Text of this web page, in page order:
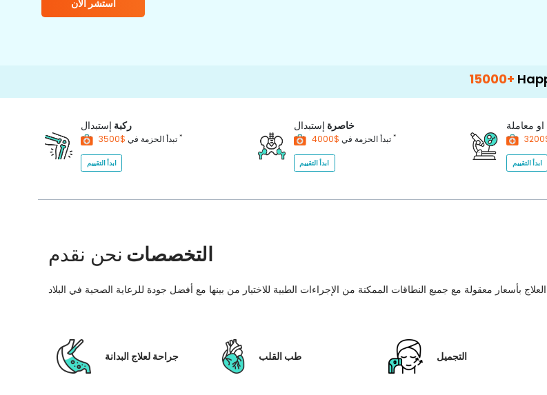
استشر الآن
Happy Patients
ركبة إستبدال
تبدأ الحزمة في *
ابدأ التقييم
خاصرة إستبدال
تبدأ الحزمة في$4000 *
ابدأ التقييم
او معاملة
ابدأ التقييم
التخصصات نحن نقدم
جراحة لعلاج البدانة طب القلب التجميل